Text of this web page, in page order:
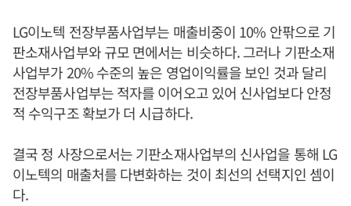
LG이노텍 전장부품사업부는 매출비중이 10% 안팎으로 기
판소재사업부와 규모 면에서는 비슷하다. 그러나 기판소재
사업부가 20% 수준의 높은 영업이익률을 보인 것과 달리
전장부품사업부는 적자를 이어오고 있어 신사업보다 안정
적 수익구조 확보가 더 시급하다.
결국 정 사장으로서는 기판소재사업부의 신사업을 통해 LG
이노텍의 매출처를 다변화하는 것이 최선의 선택지인 셈이
다.